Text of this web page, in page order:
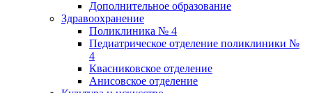
Дополнительное образование
Здравоохранение
Поликлиника № 4
Педиатрическое отделение поликлиники №
4
Квасниковское отделение
Анисовское отделение